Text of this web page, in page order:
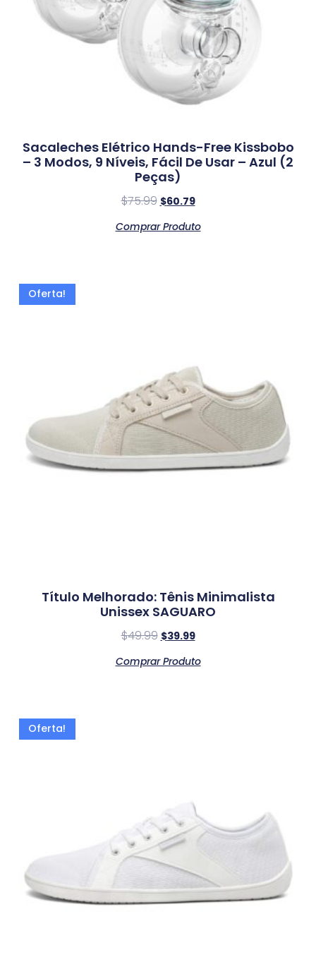
Sacaleches Elétrico Hands-Free Kissbobo
– 3 Modos, 9 Níveis, Fácil De Usar – Azul (2
Peças)
$75.99 $60.79
Comprar Produto
Oferta!
Título Melhorado: Tênis Minimalista
Unissex SAGUARO
$49.99 $39.99
Comprar Produto
Oferta!